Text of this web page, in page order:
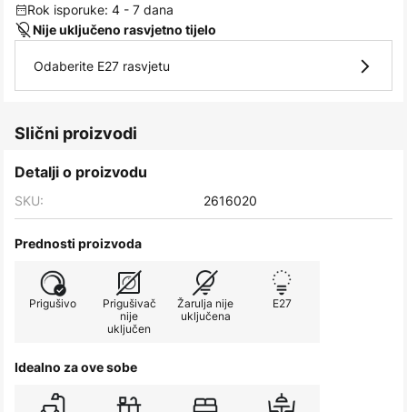
Rok isporuke: 4 - 7 dana
Nije uključeno rasvjetno tijelo
Odaberite E27 rasvjetu
Slični proizvodi
Detalji o proizvodu
SKU: 2616020
Prednosti proizvoda
Prigušivo
Prigušivač
nije
uključen
Žarulja nije
uključena
E27
Idealno za ove sobe